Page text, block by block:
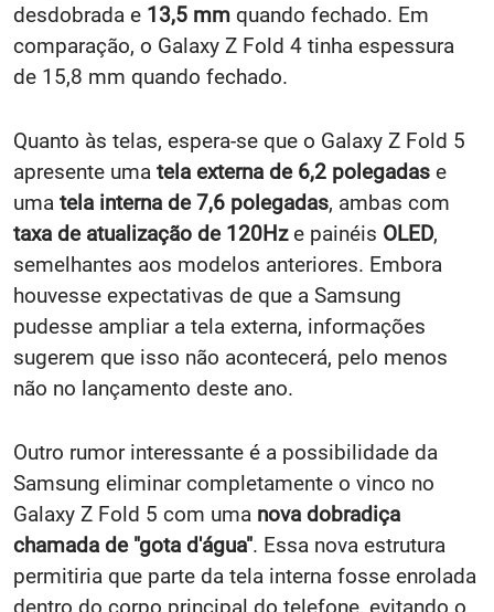
desdobrada e 13,5 mm quando fechado. Em
comparação, o Galaxy Z Fold 4 tinha espessura
de 15,8 mm quando fechado.
Quanto às telas, espera-se que o Galaxy Z Fold 5
apresente uma tela externa de 6,2 polegadas e
uma tela interna de 7,6 polegadas, ambas com
taxa de atualização de 120Hze painéis OLED,
semelhantes aos modelos anteriores. Embora
houvesse expectativas de que a Samsung
pudesse ampliar a tela externa, informações
sugerem que isso não acontecerá, pelo menos
não no lançamento deste ano.
Outro rumor interessante é a possibilidade da
Samsung eliminar completamente o vinco no
Galaxy Z Fold 5 com uma nova dobradiça
chamada de "gota d'água". Essa nova estrutura
permitiria que parte da tela interna fosse enrolada
dentro do corpo principal do telefone, evitando o